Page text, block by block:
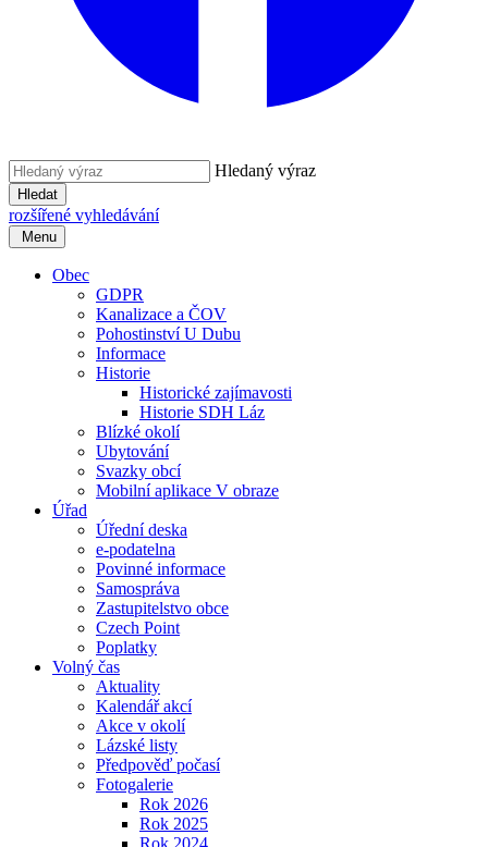
Hledaný výraz
Hledat
rozšířené vyhledávání
Menu
Obec
GDPR
Kanalizace a ČOV
Pohostinství U Dubu
Informace
Historie
Historické zajímavosti
Historie SDH Láz
Blízké okolí
Ubytování
Svazky obcí
Mobilní aplikace V obraze
Úřad
Úřední deska
e-podatelna
Povinné informace
Samospráva
Zastupitelstvo obce
Czech Point
Poplatky
Volný čas
Aktuality
Kalendář akcí
Akce v okolí
Lázské listy
Předpověď počasí
Fotogalerie
Rok 2026
Rok 2025
Rok 2024